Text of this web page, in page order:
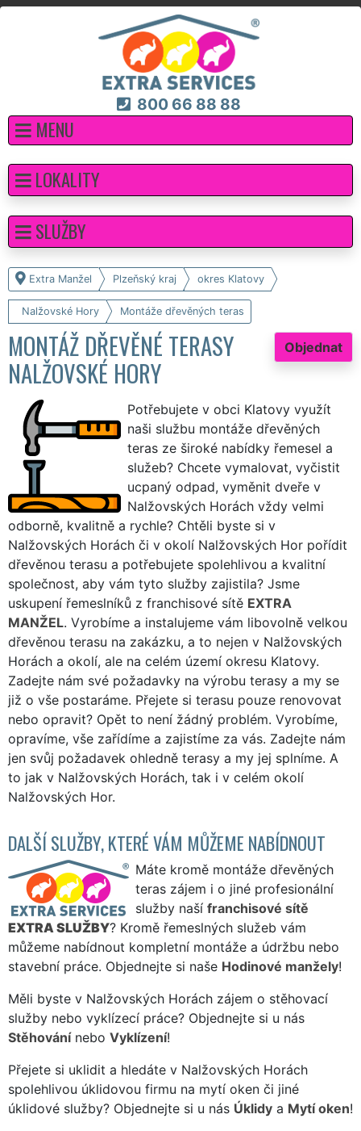
800 66 88 88
MENU
Extra Manžel Plzeňský kraj okres Klatovy
Nalžovské Hory Montáže dřevěných teras
Objednat
MONTÁŽ DŘEVĚNÉ TERASY
NALŽOVSKÉ HORY
Potřebujete v obci Klatovy využít
naši službu montáže dřevěných
teras ze široké nabídky řemesel a
služeb? Chcete vymalovat, vyčistit
ucpaný odpad, vyměnit dveře v
Nalžovských Horách vždy velmi
odborně, kvalitně a rychle? Chtěli byste si v
Nalžovských Horách či v okolí Nalžovských Hor pořídit
dřevěnou terasu a potřebujete spolehlivou a kvalitní
společnost, aby vám tyto služby zajistila? Jsme
uskupení řemeslníků z franchisové sítě EXTRA
MANŽEL. Vyrobíme a instalujeme vám libovolně velkou
dřevěnou terasu na zakázku, a to nejen v Nalžovských
Horách a okolí, ale na celém území okresu Klatovy.
Zadejte nám své požadavky na výrobu terasy a my se
již o vše postaráme. Přejete si terasu pouze renovovat
nebo opravit? Opět to není žádný problém. Vyrobíme,
opravíme, vše zařídíme a zajistíme za vás. Zadejte nám
jen svůj požadavek ohledně terasy a my jej splníme. A
to jak v Nalžovských Horách, tak i v celém okolí
Nalžovských Hor.
DALŠÍ SLUŽBY, KTERÉ VÁM MŮŽEME NABÍDNOUT
Máte kromě montáže dřevěných
teras zájem i o jiné profesionální
služby naší franchisové sítě
EXTRA SLUŽBY? Kromě řemeslných služeb vám
můžeme nabídnout kompletní montáže a údržbu nebo
stavební práce. Objednejte si naše Hodinové manžely!
Měli byste v Nalžovských Horách zájem o stěhovací
služby nebo vyklízecí práce? Objednejte si u nás
Stěhovánínebo Vyklízení!
Přejete si uklidit a hledáte v Nalžovských Horách
spolehlivou úklidovou firmu na mytí oken či jiné
úklidové služby? Objednejte si u nás Úklidy a Mytí oken!
LOKALITY
SLUŽBY